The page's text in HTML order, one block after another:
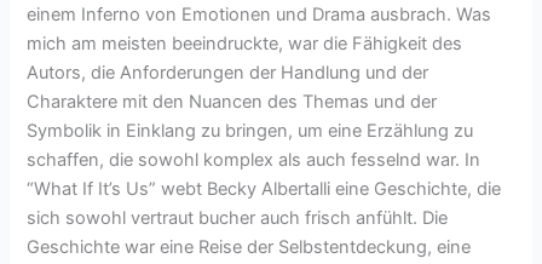
einem Inferno von Emotionen und Drama ausbrach. Was
mich am meisten beeindruckte, war die Fähigkeit des
Autors, die Anforderungen der Handlung und der
Charaktere mit den Nuancen des Themas und der
Symbolik in Einklang zu bringen, um eine Erzählung zu
schaffen, die sowohl komplex als auch fesselnd war. In
“What If It’s Us” webt Becky Albertalli eine Geschichte, die
sich sowohl vertraut bucher auch frisch anfühlt. Die
Geschichte war eine Reise der Selbstentdeckung, eine